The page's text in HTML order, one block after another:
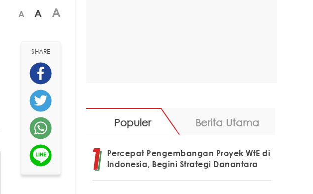
A A A
SHARE
Populer Berita Utama
Percepat Pengembangan Proyek WtE di
Indonesia, Begini Strategi Danantara